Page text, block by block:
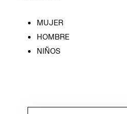
MUJER
HOMBRE
NIÑOS